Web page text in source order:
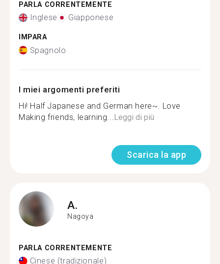
PARLA CORRENTEMENTE
Inglese Giapponese
IMPARA
Spagnolo
I miei argomenti preferiti
Hi! Half Japanese and German here~. Love
Making friends, learning... Leggi di più
Scarica la app
A.
Nagoya
PARLA CORRENTEMENTE
Cinese (tradizionale)